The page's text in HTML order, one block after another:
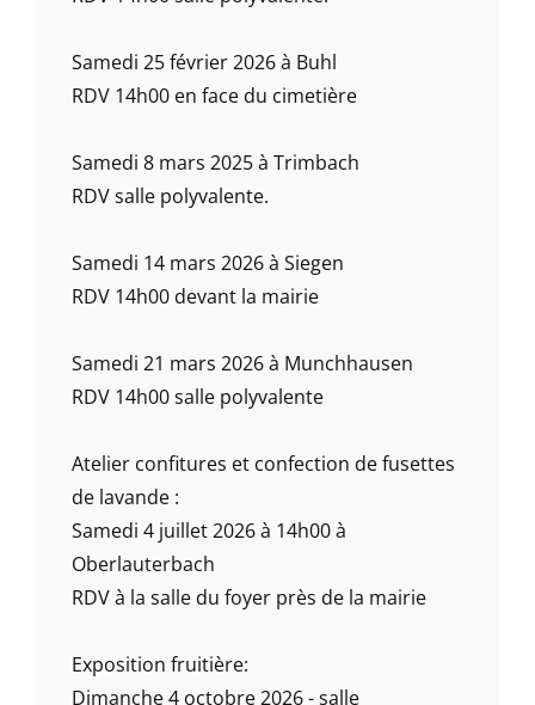
Samedi 25 février 2026 à Buhl
RDV 14h00 en face du cimetière
Samedi 8 mars 2025 à Trimbach
RDV salle polyvalente.
Samedi 14 mars 2026 à Siegen
RDV 14h00 devant la mairie
Samedi 21 mars 2026 à Munchhausen
RDV 14h00 salle polyvalente
Atelier confitures et confection de fusettes
de lavande :
Samedi 4 juillet 2026 à 14h00 à
Oberlauterbach
RDV à la salle du foyer près de la mairie
Exposition fruitière:
Dimanche 4 octobre 2026 - salle